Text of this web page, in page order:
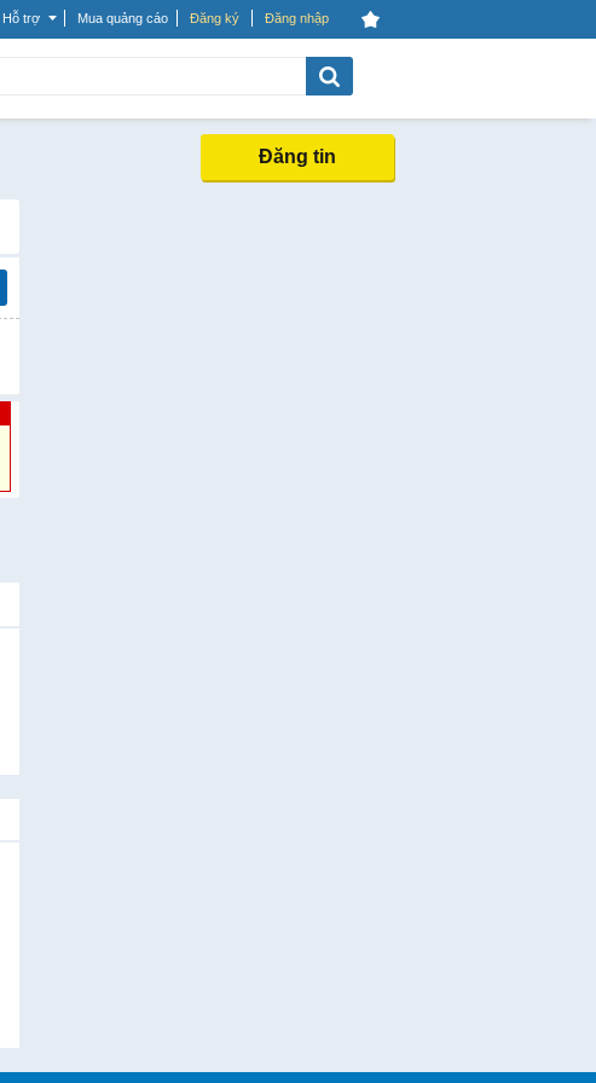
Hỗ trợ Mua quảng cáo Đăng ký Đăng nhập
Đăng tin